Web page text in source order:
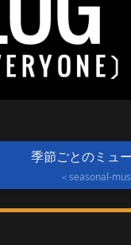
季節ごとのミュ
＜seasonal-